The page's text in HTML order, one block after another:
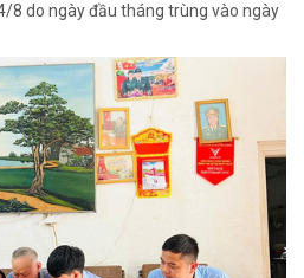
8 do ngày đầu tháng trùng vào ngày